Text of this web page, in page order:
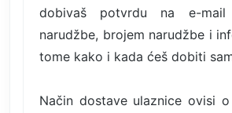
dobivaš potvrdu na e-
narudžbe, brojem narudžbe i
tome kako i kada ćeš dobiti
Način dostave ulaznice ovisi